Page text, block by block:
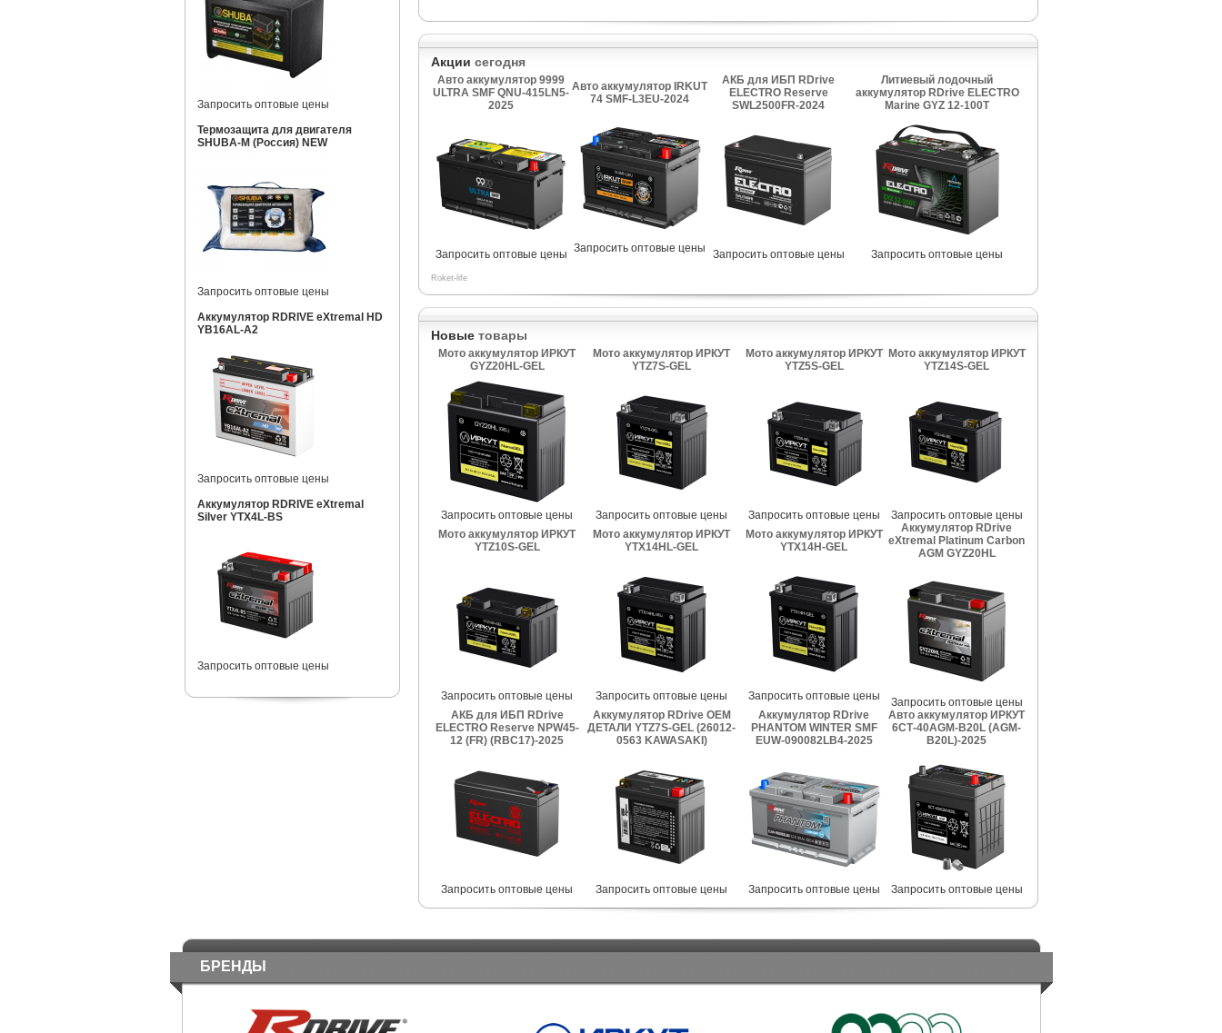
Запросить оптовые цены
Термозащита для двигателя
SHUBA-M (Россия) NEW
Запросить оптовые цены
Аккумулятор RDRIVE eXtremal HD
YB16AL-A2
Запросить оптовые цены
Аккумулятор RDRIVE eXtremal
Silver YTX4L-BS
Запросить оптовые цены
Акции сегодня
Авто аккумулятор 9999
ULTRA SMF QNU-415LN5-
2025
Запросить оптовые цены
Авто аккумулятор IRKUT
74 SMF-L3EU-2024
Запросить оптовые цены
АКБ для ИБП RDrive
ELECTRO Reserve
SWL2500FR-2024
Запросить оптовые цены
Литиевый лодочный
аккумулятор RDrive ELECTRO
Marine GYZ 12-100T
Запросить оптовые цены
Roket-life
Новые товары
Мото аккумулятор ИРКУТ
GYZ20HL-GEL
Запросить оптовые цены
Мото аккумулятор ИРКУТ
YTZ7S-GEL
Запросить оптовые цены
Мото аккумулятор ИРКУТ
YTZ5S-GEL
Запросить оптовые цены
Мото аккумулятор ИРКУТ
YTZ14S-GEL
Запросить оптовые цены
Мото аккумулятор ИРКУТ
YTZ10S-GEL
Запросить оптовые цены
Мото аккумулятор ИРКУТ
YTX14HL-GEL
Запросить оптовые цены
Мото аккумулятор ИРКУТ
YTX14H-GEL
Запросить оптовые цены
Аккумулятор RDrive
eXtremal Platinum Carbon
AGM GYZ20HL
Запросить оптовые цены
АКБ для ИБП RDrive
ELECTRO Reserve NPW45-
12 (FR) (RBC17)-2025
Запросить оптовые цены
Аккумулятор RDrive OEM
ДЕТАЛИ YTZ7S-GEL (26012-
0563 KAWASAKI)
Запросить оптовые цены
Аккумулятор RDrive
PHANTOM WINTER SMF
EUW-090082LB4-2025
Запросить оптовые цены
Авто аккумулятор ИРКУТ
6СТ-40AGM-B20L (AGM-
B20L)-2025
Запросить оптовые цены
БРЕНДЫ